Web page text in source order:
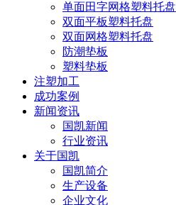
单面田字网格塑料托盘
双面平板塑料托盘
双面网格塑料托盘
防潮垫板
塑料垫板
注塑加工
成功案例
新闻资讯
国凯新闻
行业资讯
关于国凯
国凯简介
生产设备
企业文化